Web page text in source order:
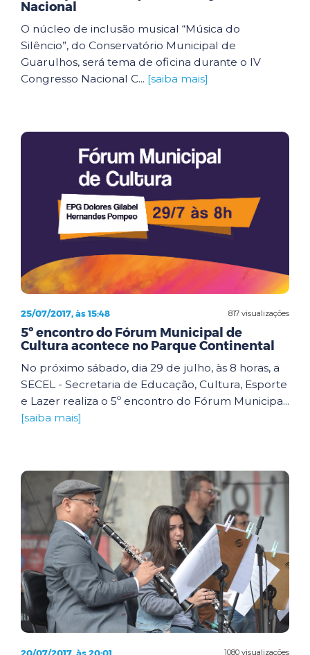
Nacional
O núcleo de inclusão musical “Música do
Silêncio”, do Conservatório Municipal de
Guarulhos, será tema de oficina durante o IV
Congresso Nacional C... [saiba mais]
817 visualizações
25/07/2017, às 15:48
5º encontro do Fórum Municipal de
Cultura acontece no Parque Continental
No próximo sábado, dia 29 de julho, às 8 horas, a
SECEL - Secretaria de Educação, Cultura, Esporte
e Lazer realiza o 5º encontro do Fórum Municipa...
[saiba mais]
1080 visualizações
20/07/2017, às 20:01